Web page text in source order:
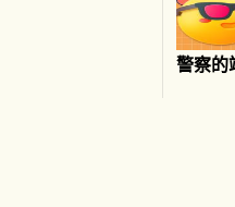
警察的